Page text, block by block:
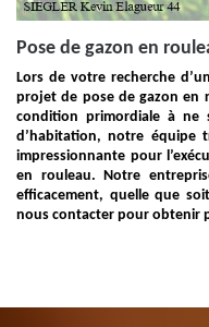
Pose de gazon en
Lors de votre recherche
projet de pose de gazon en
condition primordiale à ne
d’habitation, notre équipe
impressionnante pour
en rouleau. Notre
efficacement, quelle que
nous contacter pour obtenir